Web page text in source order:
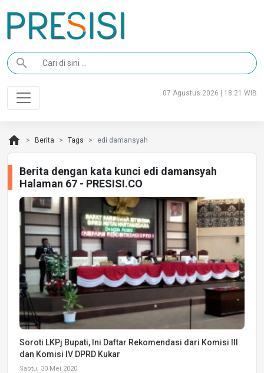
search
07 Agustus 2026 | 18:21 WIB
home Berita Tags edi damansyah
Berita dengan kata kunci edi damansyah
Halaman 67 - PRESISI.CO
Soroti LKPj Bupati, Ini Daftar Rekomendasi dari Komisi III
dan Komisi IV DPRD Kukar
Sabtu, 30 Mei 2020